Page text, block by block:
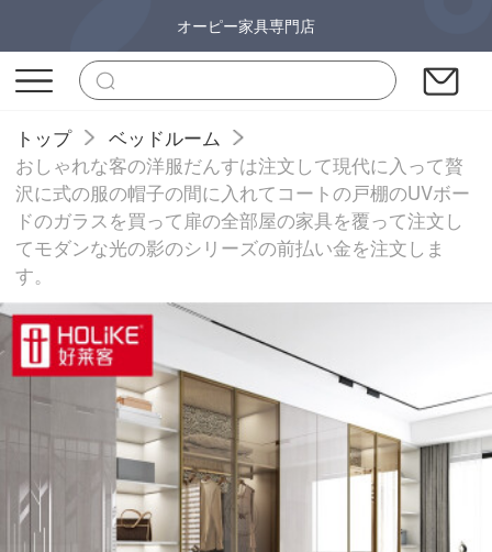
オーピー家具専門店
トップ
ベッドルーム
おしゃれな客の洋服だんすは注文して現代に入って贅
沢に式の服の帽子の間に入れてコートの戸棚のUVボー
ドのガラスを買って扉の全部屋の家具を覆って注文し
てモダンな光の影のシリーズの前払い金を注文しま
す。